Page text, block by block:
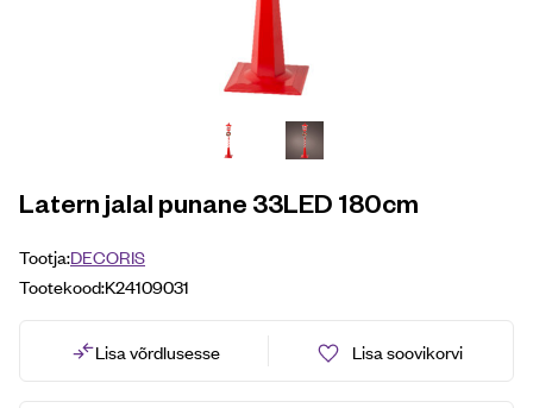
Latern jalal punane 33LED 180cm
Tootja:DECORIS
Tootekood:K24109031
Lisa võrdlusesse Lisa soovikorvi